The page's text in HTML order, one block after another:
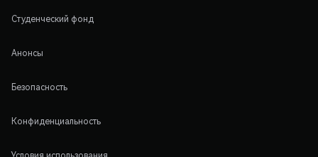
Студенческий фонд
Анонсы
Безопасность
Конфиденциальность